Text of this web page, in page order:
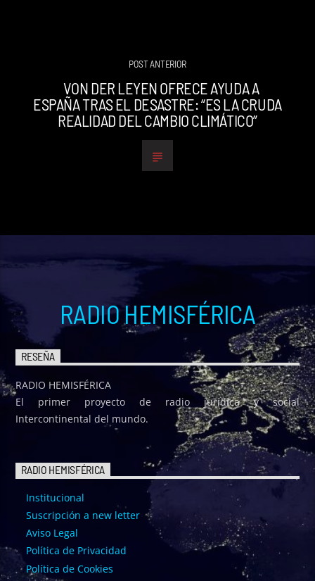
POST ANTERIOR
VON DER LEYEN OFRECE AYUDA A
ESPAÑA TRAS EL DESASTRE: “ES LA CRUDA
REALIDAD DEL CAMBIO CLIMÁTICO”
RADIO HEMISFÉRICA
RESEÑA
RADIO HEMISFÉRICA
El primer proyecto de radio jurídica y social
Intercontinental del mundo.
RADIO HEMISFÉRICA
Institucional
Suscripción a new letter
Aviso Legal
Política de Privacidad
Política de Cookies